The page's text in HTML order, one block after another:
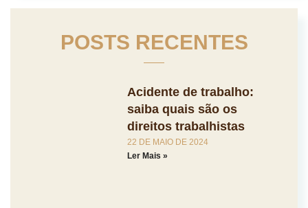
POSTS RECENTES
Acidente de trabalho:
saiba quais são os
direitos trabalhistas
22 DE MAIO DE 2024
Ler Mais »